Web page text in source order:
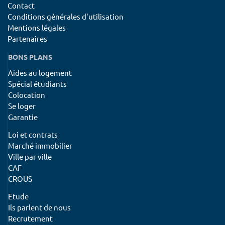
Contact
Conditions générales d'utilisation
Mentions légales
Partenaires
BONS PLANS
Aides au logement
Spécial étudiants
Colocation
Se loger
Garantie
Loi et contrats
Marché immobilier
Ville par ville
CAF
CROUS
Etude
Ils parlent de nous
Recrutement